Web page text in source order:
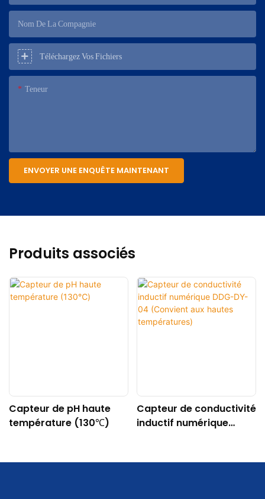
Nom De La Compagnie
Téléchargez Vos Fichiers
Teneur
ENVOYER UNE ENQUÊTE MAINTENANT
Produits associés
Capteur de pH haute
température (130℃)
Capteur de conductivité
inductif numérique
températures)